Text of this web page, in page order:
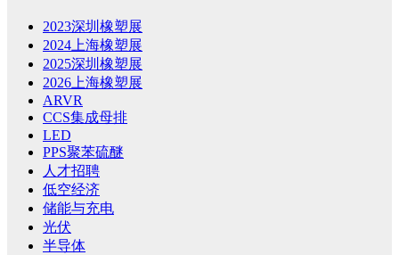
2023深圳橡塑展
2024上海橡塑展
2025深圳橡塑展
2026上海橡塑展
ARVR
CCS集成母排
LED
PPS聚苯硫醚
人才招聘
低空经济
储能与充电
光伏
半导体